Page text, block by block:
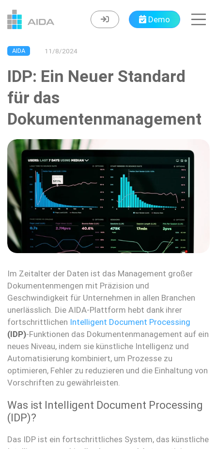
Demo
AIDA 11/8/2024
IDP: Ein Neuer Standard
für das
Dokumentenmanagement
Im Zeitalter der Daten ist das Management großer
Dokumentenmengen mit Präzision und
Geschwindigkeit für Unternehmen in allen Branchen
unerlässlich. Die AIDA-Plattform hebt dank ihrer
fortschrittlichen Intelligent Document Processing
(IDP)-Funktionen das Dokumentenmanagement auf ein
neues Niveau, indem sie künstliche Intelligenz und
Automatisierung kombiniert, um Prozesse zu
optimieren, Fehler zu reduzieren und die Einhaltung von
Vorschriften zu gewährleisten.
Was ist Intelligent Document Processing
(IDP)?
Das IDP ist ein fortschrittliches System, das künstliche